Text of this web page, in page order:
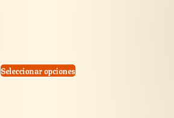
Seleccionar opciones